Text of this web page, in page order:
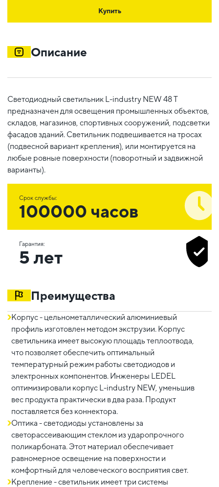
Купить
Описание
Светодиодный светильник L-industry NEW 48 T
предназначен для освещения промышленных объектов,
складов, магазинов, спортивных сооружений, подсветки
фасадов зданий. Светильник подвешивается на тросах
(подвесной вариант крепления), или монтируется на
любые ровные поверхности (поворотный и задвижной
варианты).
Срок службы:
100000 часов
Гарантия:
5 лет
Преимущества
Корпус - цельнометаллический алюминиевый
профиль изготовлен методом экструзии. Корпус
светильника имеет высокую площадь теплоотвода,
что позволяет обеспечить оптимальный
температурный режим работы светодиодов и
электронных компонентов. Инженеры LEDEL
оптимизировали корпус L-industry NEW, уменьшив
вес продукта практически в два раза. Продукт
поставляется без коннектора.
Оптика - светодиоды установлены за
светорассеивающим стеклом из ударопрочного
поликарбоната. Этот материал обеспечивает
равномерное освещение на поверхности и
комфортный для человеческого восприятия свет.
Крепление - светильник имеет три системы